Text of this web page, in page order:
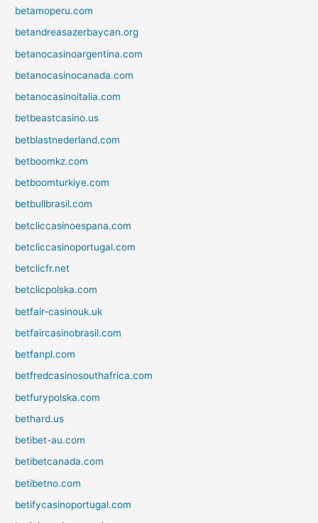
betamoperu.com
betandreasazerbaycan.org
betanocasinoargentina.com
betanocasinocanada.com
betanocasinoitalia.com
betbeastcasino.us
betblastnederland.com
betboomkz.com
betboomturkiye.com
betbullbrasil.com
betcliccasinoespana.com
betcliccasinoportugal.com
betclicfr.net
betclicpolska.com
betfair-casinouk.uk
betfaircasinobrasil.com
betfanpl.com
betfredcasinosouthafrica.com
betfurypolska.com
bethard.us
betibet-au.com
betibetcanada.com
betibetno.com
betifycasinoportugal.com